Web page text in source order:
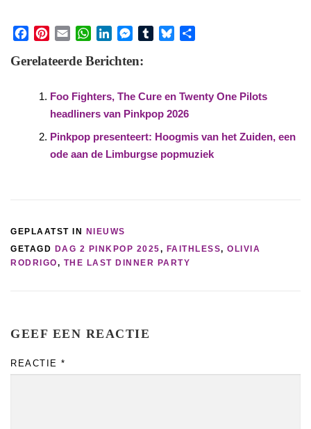
Gerelateerde Berichten:
Foo Fighters, The Cure en Twenty One Pilots
headliners van Pinkpop 2026
Pinkpop presenteert: Hoogmis van het Zuiden, een
ode aan de Limburgse popmuziek
GEPLAATST IN
NIEUWS
GETAGD DAG 2 PINKPOP 2025, FAITHLESS, OLIVIA
RODRIGO, THE LAST DINNER PARTY
GEEF EEN REACTIE
REACTIE *